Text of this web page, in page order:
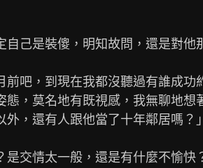
自己是裝傻，明知故問，還是對他
前吧，到現在我都沒聽過有誰成功
態，莫名地有既視感，我無聊地想
，還有人跟他當了十年鄰居嗎？」
是交情太一般，還是有什麼不愉快